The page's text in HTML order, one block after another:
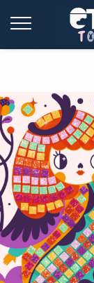
cărucioare NUNA
cărucioare U-
scaune auto
accesorii
accesorii scaun
accesorii scaun